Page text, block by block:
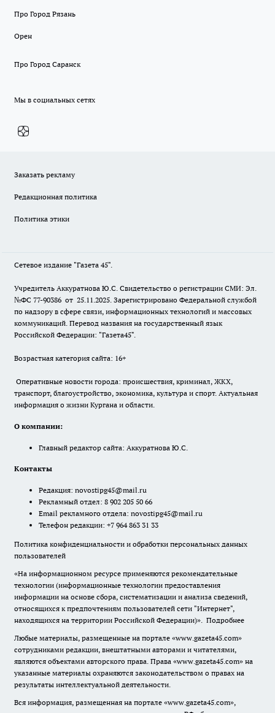
Про Город Рязань
Орен
Про Город Саранск
Мы в социальных сетях
Заказать рекламу
Редакционная политика
Политика этики
Сетевое издание "Газета 45".
Учредитель Аккуратнова Ю.С. Свидетельство о регистрации СМИ: Эл.
№ФС 77-90386 от 25.11.2025. Зарегистрировано Федеральной службой
по надзору в сфере связи, информационных технологий и массовых
коммуникаций. Перевод названия на государственный язык
Российской Федерации: "Газета45".
Возрастная категория сайта: 16+
Оперативные новости города: происшествия, криминал, ЖКХ,
транспорт, благоустройство, экономика, культура и спорт. Актуальная
информация о жизни Кургана и области.
О компании:
Главный редактор сайта: Аккуратнова Ю.С.
Контакты
Редакция: novostipg45@mail.ru
Рекламный отдел: 8 902 205 50 66
Email рекламного отдела: novostipg45@mail.ru
Телефон редакции: +7 964 863 31 33
Политика конфиденциальности и обработки персональных данных
пользователей
«На информационном ресурсе применяются рекомендательные
технологии (информационные технологии предоставления
информации на основе сбора, систематизации и анализа сведений,
относящихся к предпочтениям пользователей сети "Интернет",
находящихся на территории Российской Федерации)». Подробнее
Любые материалы, размещенные на портале «www.gazeta45.com»
сотрудниками редакции, внештатными авторами и читателями,
являются объектами авторского права. Права «www.gazeta45.com» на
указанные материалы охраняются законодательством о правах на
результаты интеллектуальной деятельности.
Вся информация, размещенная на портале «www.gazeta45.com»,